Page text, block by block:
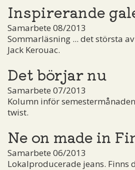
Inspirerande
Samarbete 08/2013
Sommarläsning ... det största
Jack Kerouac.
Det börjar nu
Samarbete 07/2013
Kolumn inför
twist.
Ne on made in
Samarbete 06/2013
Lokalproducerade jeans. Finns